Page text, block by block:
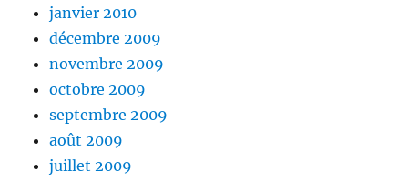
janvier 2010
décembre 2009
novembre 2009
octobre 2009
septembre 2009
août 2009
juillet 2009